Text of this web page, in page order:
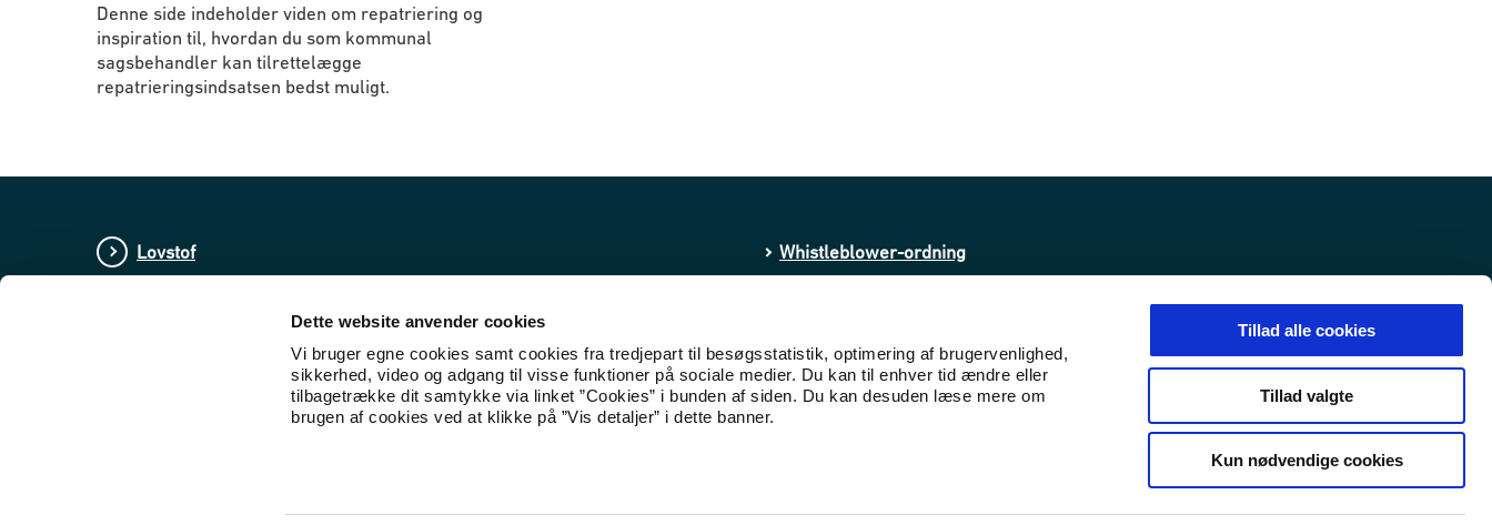
Dette website anvender cookies
Vi bruger egne cookies samt cookies fra tredjepart til besøgsstatistik, optimering af brugervenlighed,
sikkerhed, video og adgang til visse funktioner på sociale medier. Du kan til enhver tid ændre eller
tilbagetrække dit samtykke via linket ”Cookies” i bunden af siden. Du kan desuden læse mere om
brugen af cookies ved at klikke på ”Vis detaljer” i dette banner.
Tillad alle cookies
Tillad valgte
Kun nødvendige cookies
Denne side indeholder viden om repatriering og
inspiration til, hvordan du som kommunal
sagsbehandler kan tilrettelægge
repatrieringsindsatsen bedst muligt.
Lovstof
Whistleblower-ordning
Tilgængelighedserklæring
LinkedIn